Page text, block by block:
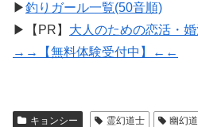
▶釣りガール一覧(50音順)
▶【PR】 大人のための恋活・
→→【無料体験受付中】←←
キョンシー 霊幻道士 幽幻